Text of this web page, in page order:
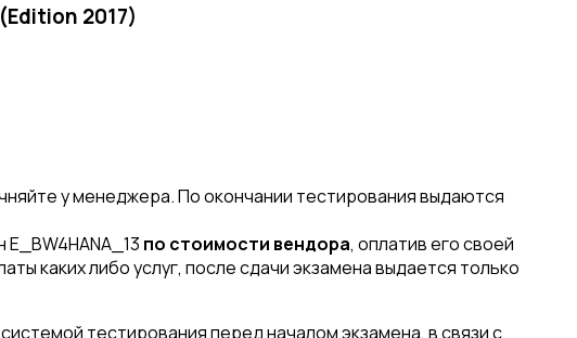
2017)
у менеджера. По окончании тестирования выдаются
по стоимости вендора, оплатив его своей
каких либо услуг, после сдачи экзамена выдается только
тестирования перед началом экзамена, в связи с